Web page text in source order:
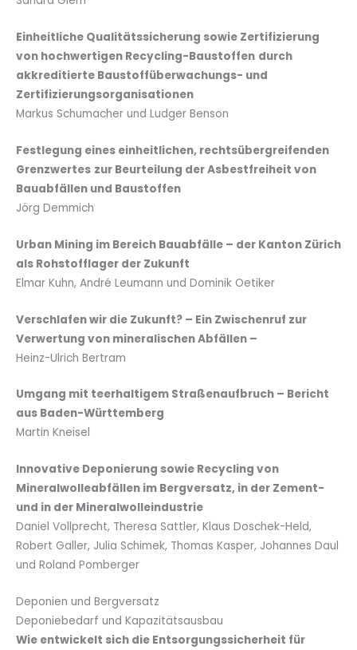
Einheitliche Qualitätssicherung sowie Zertifizierung
von hochwertigen Recycling-Baustoffen durch
akkreditierte Baustoffüberwachungs- und
Zertifizierungsorganisationen
Markus Schumacher und Ludger Benson
Festlegung eines einheitlichen, rechtsübergreifenden
Grenzwertes zur Beurteilung der Asbestfreiheit von
Bauabfällen und Baustoffen
Jörg Demmich
Urban Mining im Bereich Bauabfälle – der Kanton Zürich
als Rohstofflager der Zukunft
Elmar Kuhn, André Leumann und Dominik Oetiker
Verschlafen wir die Zukunft? – Ein Zwischenruf zur
Verwertung von mineralischen Abfällen –
Heinz-Ulrich Bertram
Umgang mit teerhaltigem Straßenaufbruch – Bericht
aus Baden-Württemberg
Martin Kneisel
Innovative Deponierung sowie Recycling von
Mineralwolleabfällen im Bergversatz, in der Zement-
und in der Mineralwolleindustrie
Daniel Vollprecht, Theresa Sattler, Klaus Doschek-Held,
Robert Galler, Julia Schimek, Thomas Kasper, Johannes Daul
und Roland Pomberger
Deponien und Bergversatz
Deponiebedarf und Kapazitätsausbau
Wie entwickelt sich die Entsorgungssicherheit für